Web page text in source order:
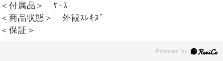
＜付属品＞ ｹｰｽ
＜商品状態＞ 外観ｽﾚｷｽﾞ
＜保証＞